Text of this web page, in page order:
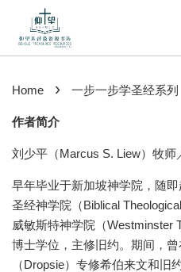
Home › 一步一步学圣经系列
作者简介
刘少平（Marcus S. Liew）牧师
早年毕业于新加坡神学院，随
圣经神学院（Biblical
威敏斯特神学院（Westminster
博士学位，主修旧约。期间，
（Dropsie）专修希伯来文和旧